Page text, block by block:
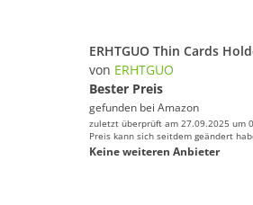
von ERHTGUO
Bester Preis
gefunden bei Amazon
zuletzt überprüft am 27.09.2025 um
Preis kann sich seitdem geändert
Keine weiteren Anbieter